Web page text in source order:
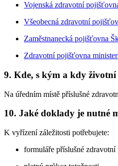
Vojenská zdravotní
Všeobecná zdravotní
Zaměstnanecká pojišťovna
Zdravotní pojišťovna
9. Kde, s kým a kdy životní
Na úředním místě příslušné
10. Jaké doklady je nutné
K vyřízení záležitosti potřebujete:
formuláře příslušné